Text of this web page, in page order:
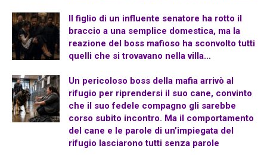
Il figlio di un influente senatore ha rotto il
braccio a una semplice domestica, ma la
reazione del boss mafioso ha sconvolto tutti
quelli che si trovavano nella villa…
Un pericoloso boss della mafia arrivò al
rifugio per riprendersi il suo cane, convinto
che il suo fedele compagno gli sarebbe
corso subito incontro. Ma il comportamento
del cane e le parole di un’impiegata del
rifugio lasciarono tutti senza parole